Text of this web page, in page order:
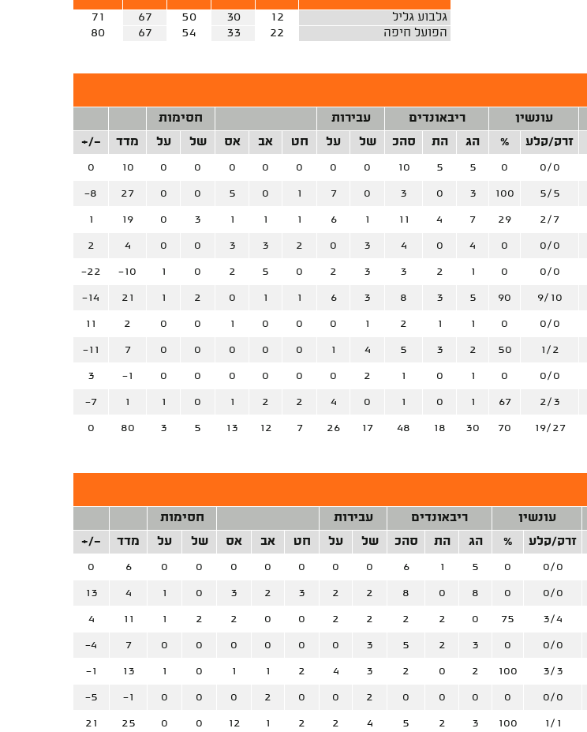
גלבוע גליל 12
30
50
67
71
הפועל חיפה
22
33
54
67
80
עונשין ריבאונדים עבירות
חסימות
זרק/קלע % הג הת סהכ של על חט אב אס של על מדד +/-
0/0
0
5
5
10
0
0
0
0
0
0
0
10
0
5/5
100
3
0
3
0
7
1
0
5
0
0
27
-8
2/7
29
7
4
11
1
6
1
1
1
3
0
19
1
0/0
0
4
0
4
3
0
2
3
3
0
0
4
2
0/0
0
1
2
3
3
2
0
5
2
0
1
-10
-22
9/10
90
5
3
8
3
6
1
1
0
2
1
21
-14
0/0
0
1
1
2
1
0
0
0
1
0
0
2
11
1/2
50
2
3
5
4
1
0
0
0
0
0
7
-11
0/0
0
1
0
1
2
0
0
0
0
0
0
-1
3
2/3
67
1
0
1
0
4
2
2
1
0
1
1
-7
19/27
70
30
18
48
17
26
7
12
13
5
3
80
0
עונשין ריבאונדים עבירות
חסימות
זרק/קלע % הג הת סהכ של על חט אב אס של על מדד +/-
0/0
0
5
1
6
0
0
0
0
0
0
0
6
0
0/0
0
8
0
8
2
2
3
2
3
0
1
4
13
3/4
75
0
2
2
2
2
0
0
2
2
1
11
4
0/0
0
3
2
5
3
0
0
0
0
0
0
7
-4
3/3
100
2
0
2
3
4
2
1
1
0
1
13
-1
0/0
0
0
0
0
2
0
0
2
0
0
0
-1
-5
1/1
100
3
2
5
4
2
2
1
12
0
0
25
21